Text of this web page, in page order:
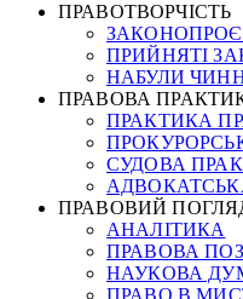
ПРАВОТВОРЧІСТЬ
ПРИЙНЯТІ
НАБУЛИ
ПРАВОВА
ПРАКТИКА
СУДОВА
ПРАВОВИЙ
АНАЛІТИКА
ПРАВОВА
НАУКОВА
ПРАВО В